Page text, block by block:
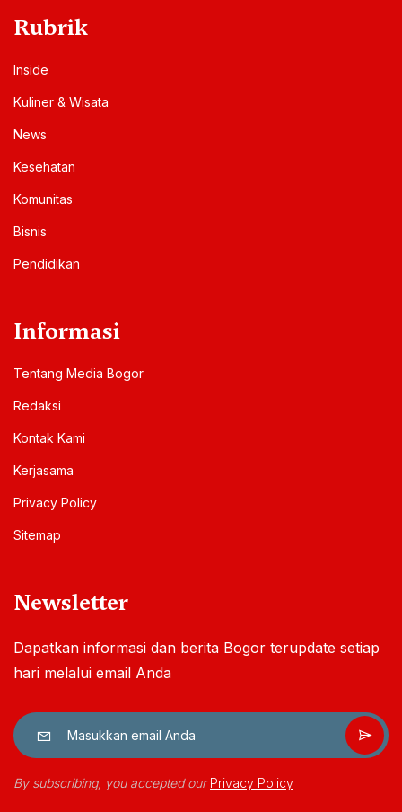
Rubrik
Inside
Kuliner & Wisata
News
Kesehatan
Komunitas
Bisnis
Pendidikan
Informasi
Tentang Media Bogor
Redaksi
Kontak Kami
Kerjasama
Privacy Policy
Sitemap
Newsletter
Dapatkan informasi dan berita Bogor terupdate setiap
hari melalui email Anda
By subscribing, you accepted ourPrivacy Policy